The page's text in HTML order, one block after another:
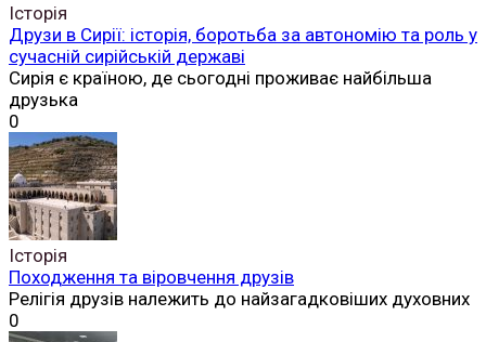
Історія
Друзи в Сирії: історія, боротьба за автономію та роль у
сучасній сирійській державі
Сирія є країною, де сьогодні проживає найбільша
друзька
0
Історія
Походження та віровчення друзів
Релігія друзів належить до найзагадковіших духовних
0